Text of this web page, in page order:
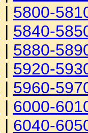
| 5800-
| 5840-
| 5880-
| 5920-
| 5960-
| 6000-
| 6040-